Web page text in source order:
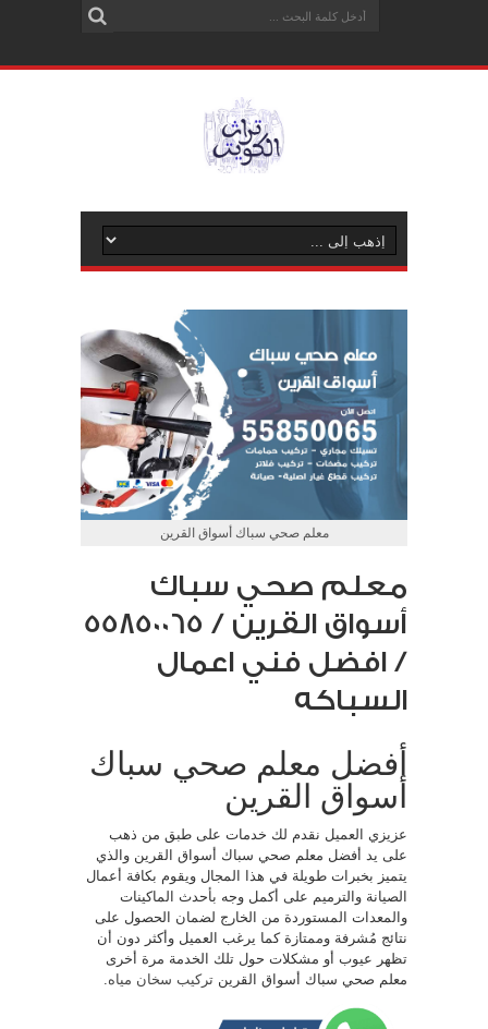
معلم صحي سباك أسواق القرين
معلم صحي سباك
أسواق القرين / 55850065
/ افضل فني اعمال
السباكه
أفضل معلم صحي سباك
أسواق القرين
عزيزي العميل نقدم لك خدمات على طبق من ذهب
على يد أفضل معلم صحي سباك أسواق القرين والذي
يتميز بخبرات طويلة في هذا المجال ويقوم بكافة أعمال
الصيانة والترميم على أكمل وجه بأحدث الماكينات
والمعدات المستوردة من الخارج لضمان الحصول على
نتائج مُشرفة وممتازة كما يرغب العميل وأكثر دون أن
تظهر عيوب أو مشكلات حول تلك الخدمة مرة أخرى
معلم صحي سباك أسواق القرين تركيب سخان مياه